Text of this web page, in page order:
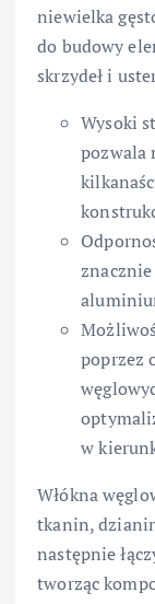
niewielka
do budowy
skrzydeł i
Wysoki
pozwala
poprzez
w
Włókna
tkanin,
następnie
tworząc